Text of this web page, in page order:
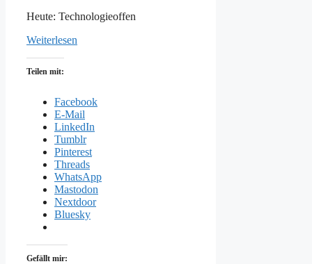
Heute: Technologieoffen
Weiterlesen
Teilen mit:
Facebook
E-Mail
LinkedIn
Tumblr
Pinterest
Threads
WhatsApp
Mastodon
Nextdoor
Bluesky
Gefällt mir: